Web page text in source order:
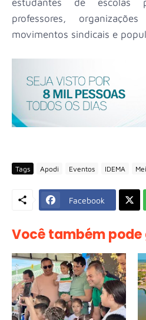
professores,
movimentos sindicais e
Tags Apodi Eventos IDEMA
Facebook
Você também